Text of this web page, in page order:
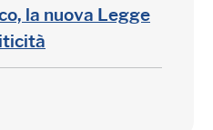
la nuova Legge